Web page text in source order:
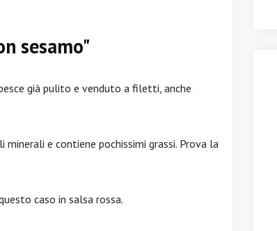
sesamo"
già pulito e venduto a filetti, anche
minerali e contiene pochissimi grassi. Prova la
caso in salsa rossa.